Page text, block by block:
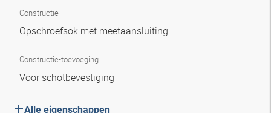
Constructie
Opschroefsok met meetaansluiting
Constructie-toevoeging
Voor schotbevestiging
Alle eigenschappen